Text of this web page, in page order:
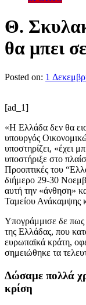
Θ.
θα μπει
Posted on: 1
[ad_1]
«Η Ελλάδα δεν θα
υπουργός
υποστηρίζει, «έχει
υποστήριξε στο
Προοπτικές του
διήμερο 29-30
αυτή την «άνθηση»
Ταμείου Ανάκαμψης
Υπογράμμισε δε πως
της Ελλάδας, που
ευρωπαϊκά κράτη,
σημειώθηκε τα
Δώσαμε πολλά
κρίση